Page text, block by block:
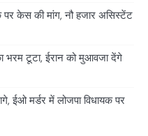
पर केस की मांग, नौ हजार असिस्टेंट
भरम टूटा, ईरान को मुआवजा देंगे
ईओ मर्डर में लोजपा विधायक पर